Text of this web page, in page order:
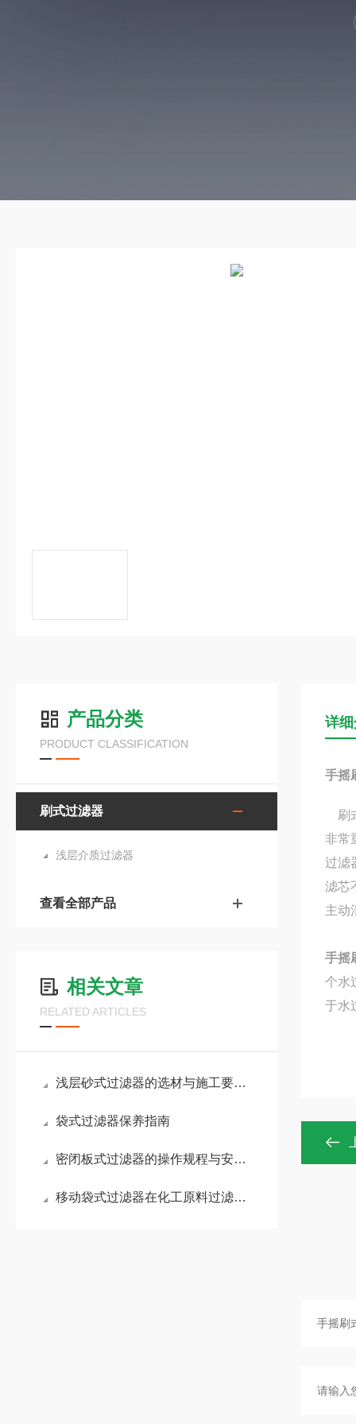
产品分类
PRODUCT CLASSIFICATION
刷式过滤器
浅层介质过滤器
查看全部产品
相关文章
RELATED ARTICLES
浅层砂式过滤器的选材与施工要点是什么？
袋式过滤器保养指南
密闭板式过滤器的操作规程与安全注意事项
移动袋式过滤器在化工原料过滤中的耐腐蚀性能分析
详
手摇
刷
非常
过滤
滤芯
主动
手摇
个水
于